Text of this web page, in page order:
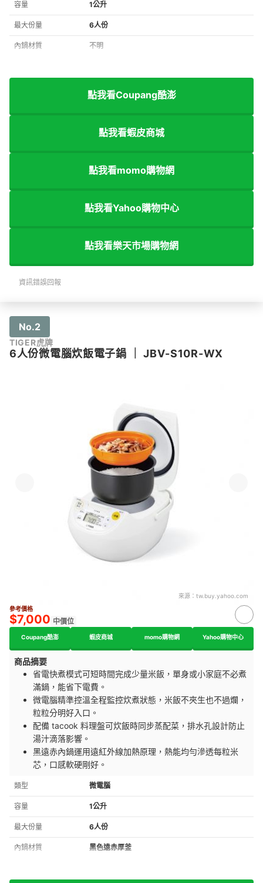
容量 1公升
最大份量 6人份
內鍋材質 不明
點我看Coupang酷澎
點我看蝦皮商城
點我看momo購物網
點我看Yahoo購物中心
點我看樂天市場購物網
資訊錯誤回報
No.2
TIGER虎牌
6人份微電腦炊飯電子鍋 ｜JBV-S10R-WX
來源： tw.buy.yahoo.com
參考價格
$7,000 中價位
Coupang酷澎 蝦皮商城 momo購物網 Yahoo購物中心
商品摘要
省電快煮模式可短時間完成少量米飯，單身或小家庭不必煮
滿鍋，能省下電費。
微電腦精準控溫全程監控炊煮狀態，米飯不夾生也不過爛，
粒粒分明好入口。
配備 tacook 料理盤可炊飯時同步蒸配菜，排水孔設計防止
湯汁滴落影響。
黑遠赤內鍋運用遠紅外線加熱原理，熱能均勻滲透每粒米
芯，口感軟硬剛好。
類型 微電腦
容量 1公升
最大份量 6人份
內鍋材質 黑色遠赤厚釜